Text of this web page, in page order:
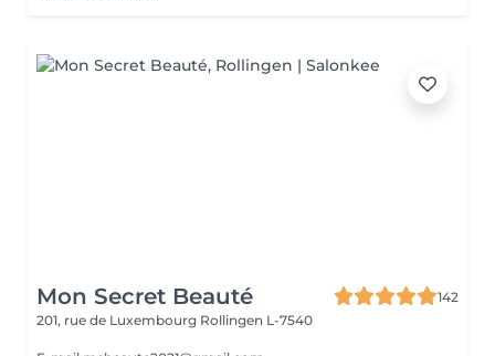
Mon Secret Beauté
142
201, rue de Luxembourg Rollingen L-7540